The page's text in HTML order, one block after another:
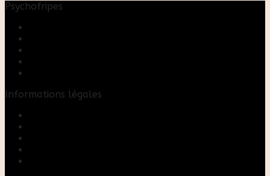
Psychofripes
Informations légales